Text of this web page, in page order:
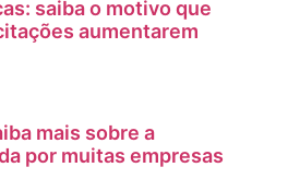
saiba o motivo que
aumentarem
mais sobre a
por muitas empresas